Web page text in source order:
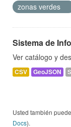
zonas verdes
Sistema de
Ver catálogo y
CSV GeoJSON
Usted también
Docs).